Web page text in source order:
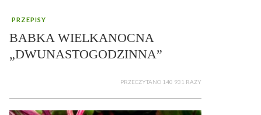
PRZEPISY
BABKA WIELKANOCNA
„DWUNASTOGODZINNA”
PRZECZYTANO 140 931 RAZY